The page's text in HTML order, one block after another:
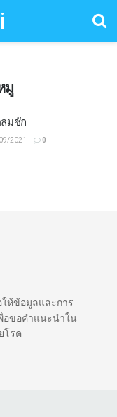
มู
มชัก
2021 0
ให้ข้อมูลและการ
อขอคำแนะนำใน
โรค